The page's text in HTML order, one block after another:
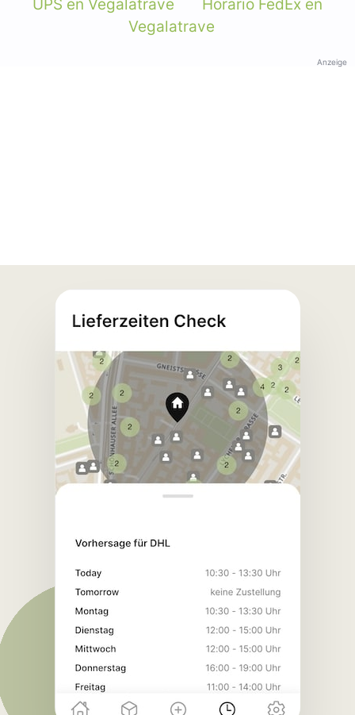
UPS en Vegalatrave
Horario FedEx en
Vegalatrave
Anzeige